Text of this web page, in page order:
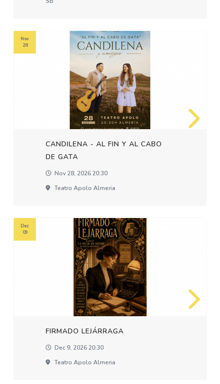
CANDILENA - AL FIN Y AL CABO
DE GATA
Nov 28, 2026 20:30
Teatro Apolo Almeria
Nov
28
FIRMADO LEJÁRRAGA
Dec 9, 2026 20:30
Teatro Apolo Almeria
Dec
09